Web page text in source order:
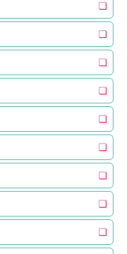
❏
❏
❏
❏
❏
❏
❏
❏
❏